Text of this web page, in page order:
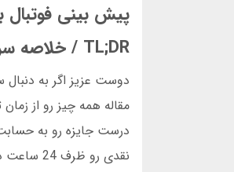
پیش بینی فوتبال
TL;DR / خلاصه سریع
دوست عزیز اگر به
مقاله همه چیز رو از
نقدی رو ظرف 24 ساعت دریافت کردم کافیه ثبت نام کنی وارد بخش فوتبال بشی و پیش بینی کنی جایزه تضمینی بدون قرعه منتظرته.